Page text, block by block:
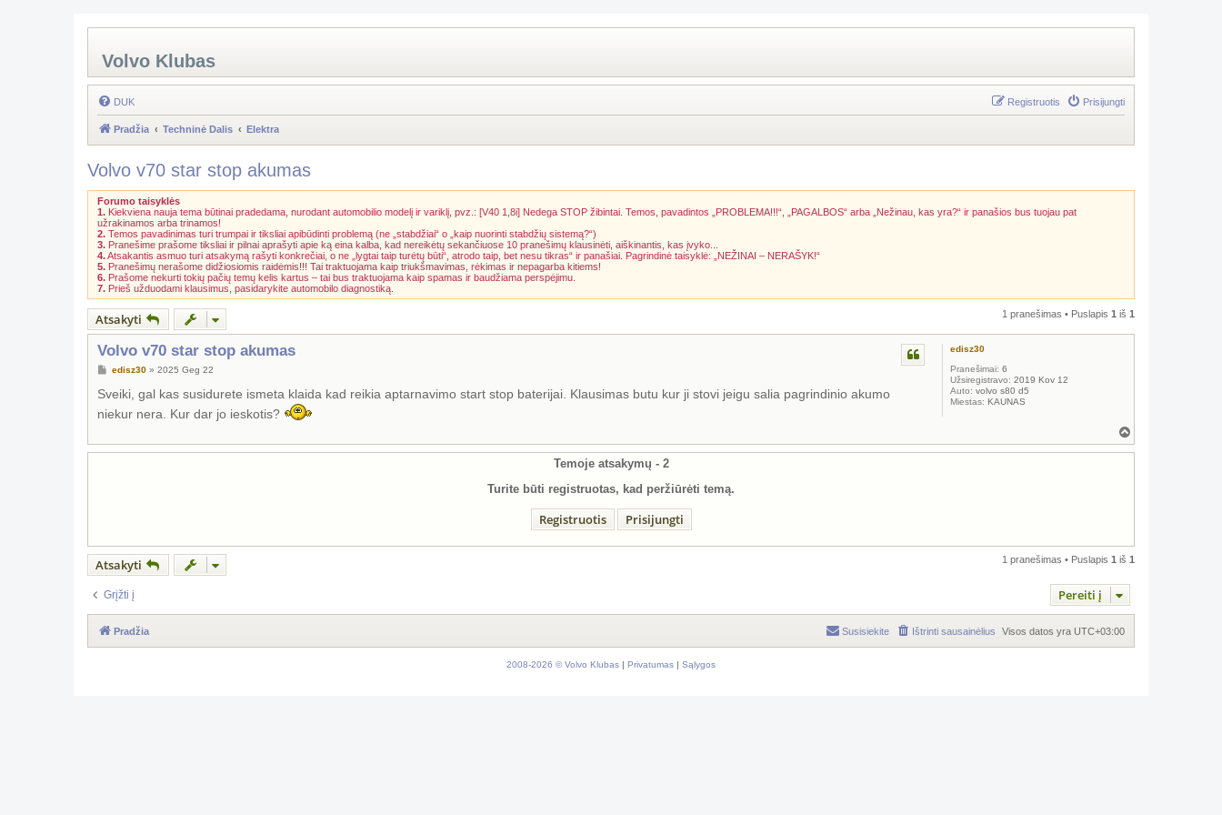
Volvo Klubas
DUK Prisijungti
Registruotis
Pradžia Techninė Dalis Elektra
Volvo v70 star stop akumas
Forumo taisyklės
1. Kiekviena nauja tema būtinai pradedama, nurodant automobilio modelį ir variklį, pvz.: [V40 1,8i] Nedega STOP žibintai. Temos, pavadintos „PROBLEMA!!!“, „PAGALBOS“ arba „Nežinau, kas yra?“ ir panašios bus tuojau pat
užrakinamos arba trinamos!
2. Temos pavadinimas turi trumpai ir tiksliai apibūdinti problemą (ne „stabdžiai“ o „kaip nuorinti stabdžių sistemą?“)
3. Pranešime prašome tiksliai ir pilnai aprašyti apie ką eina kalba, kad nereikėtų sekančiuose 10 pranešimų klausinėti, aiškinantis, kas įvyko...
4.Atsakantis asmuo turi atsakymą rašyti konkrečiai, o ne „lygtai taip turėtų būti“, atrodo taip, bet nesu tikras“ ir panašiai. Pagrindinė taisyklė: „NEŽINAI – NERAŠYK!“
5. Pranešimų nerašome didžiosiomis raidėmis!!! Tai traktuojama kaip triukšmavimas, rėkimas ir nepagarba kitiems!
6. Prašome nekurti tokių pačių temų kelis kartus – tai bus traktuojama kaip spamas ir baudžiama perspėjimu.
7. Prieš užduodami klausimus, pasidarykite automobilo diagnostiką.
Atsakyti 1 pranešimas • Puslapis 1 iš 1
edisz30
Pranešimai: 6
Užsiregistravo: 2019 Kov 12
Auto: volvo s80 d5
Miestas: KAUNAS
Volvo v70 star stop akumas
S
a
n
d
t
i
edisz30» 2025 Geg 22
Sveiki, gal kas susidurete ismeta klaida kad reikia aptarnavimo start stop baterijai. Klausimas butu kur ji stovi jeigu salia pagrindinio akumo
niekur nera. Kur dar jo ieskotis?
v
i
Temoje atsakymų - 2
Turite būti registruotas, kad peržiūrėti temą.
Registruotis Prisijungti
Atsakyti 1 pranešimas • Puslapis 1 iš 1
Grįžti į Pereiti į
Pradžia Visos datos yra UTC+03:00
Ištrinti sausainėlius
Susisiekite
2008-2026 © Volvo Klubas | Privatumas | Sąlygos